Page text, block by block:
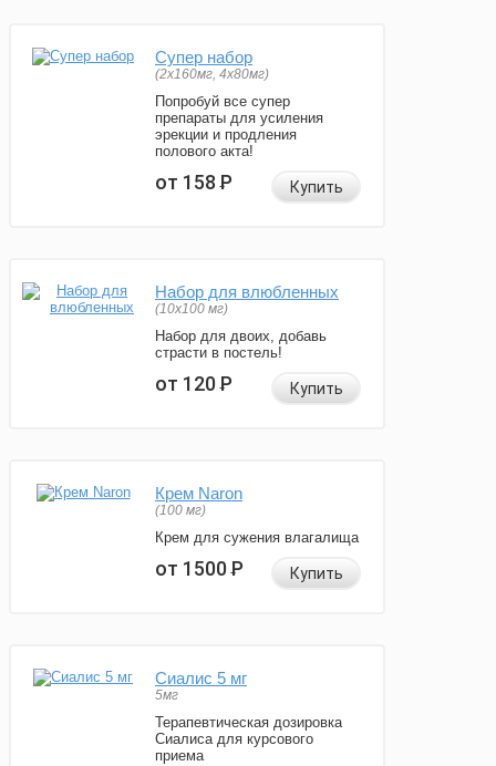
Супер набор
(2х160мг, 4х80мг)
Попробуй все супер
препараты для усиления
эрекции и продления
полового акта!
от 158Р Купить
Набор для влюбленных
(10х100 мг)
Набор для двоих, добавь
страсти в постель!
от 120Р Купить
Крем Naron
(100 мг)
Крем для сужения влагалища
от 1500Р Купить
Сиалис 5 мг
5мг
Терапевтическая дозировка
Сиалиса для курсового
приема